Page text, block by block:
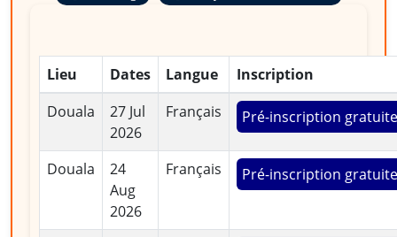
Lieu Dates Langue
Inscription
Douala
27 Jul
2026
Français Pré-inscription gratuite
Douala
24
Aug
2026
Français Pré-inscription gratuite